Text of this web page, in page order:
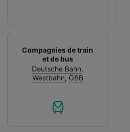
Compagnies de train
et de bus
Deutsche Bahn,
Westbahn, ÖBB